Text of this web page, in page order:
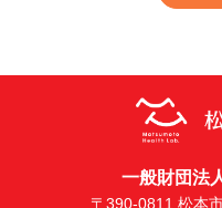
一般財団法
〒390-0811 松本